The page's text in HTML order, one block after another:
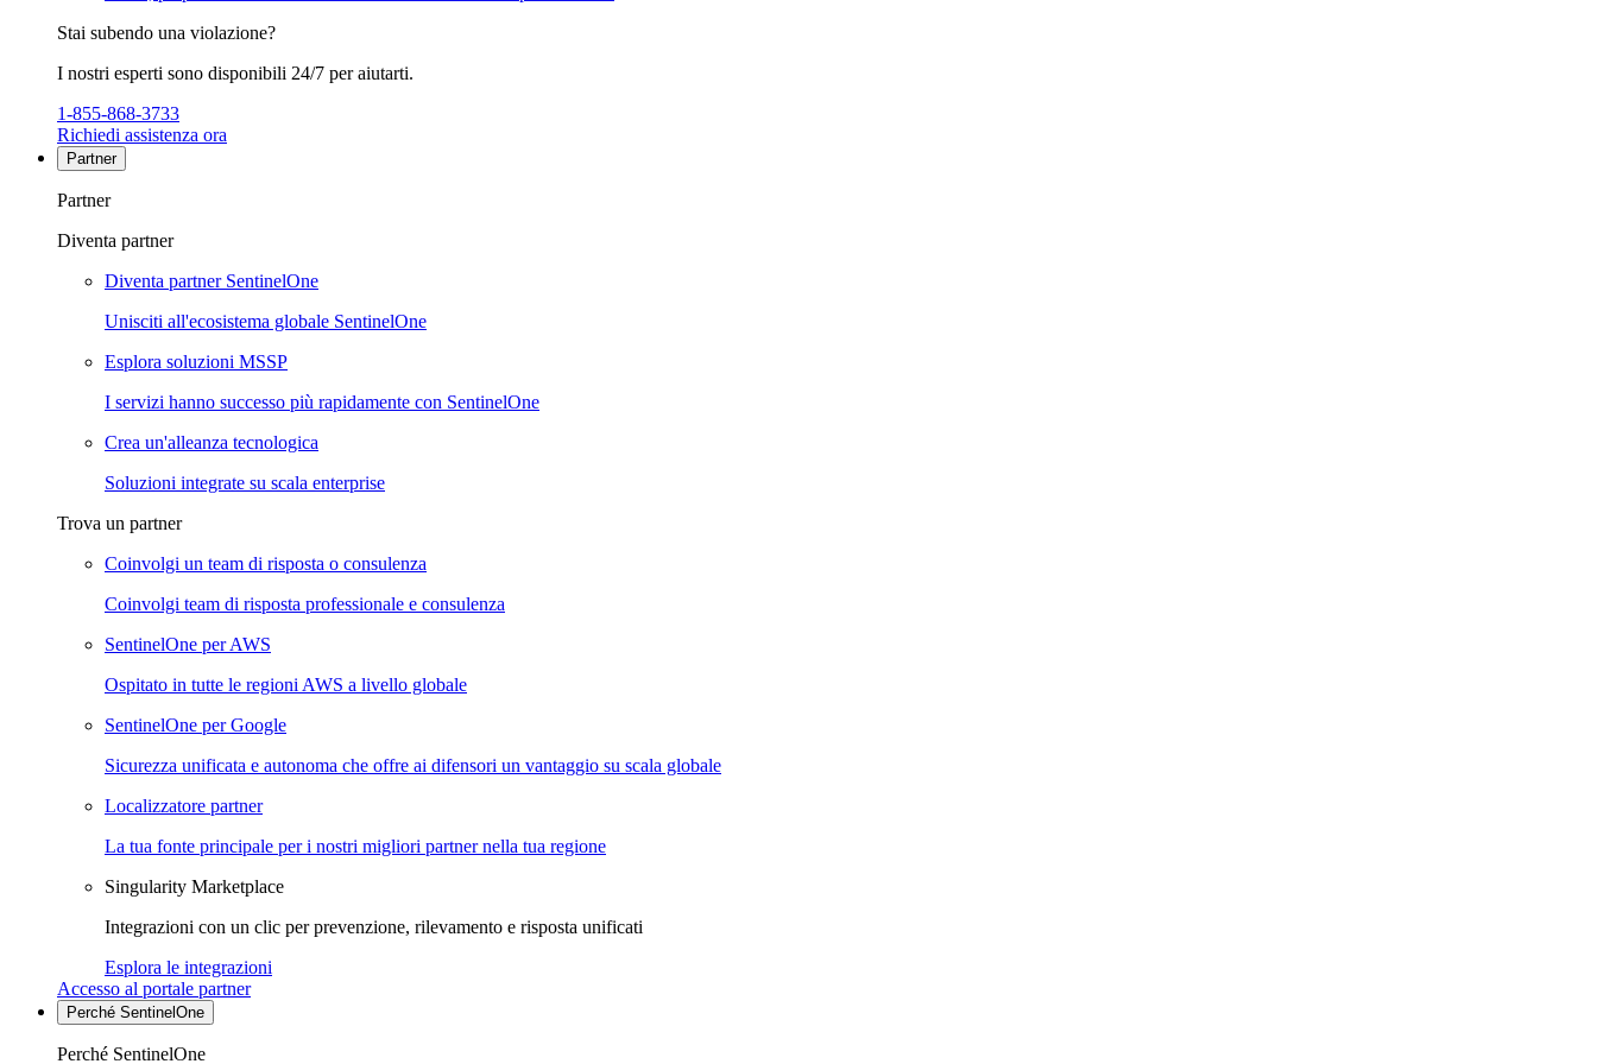
Stai subendo una violazione?
I nostri esperti sono disponibili 24/7 per aiutarti.
1-855-868-3733
Richiedi assistenza ora
Partner
Partner
Diventa partner
Diventa partner SentinelOne
Unisciti all'ecosistema globale SentinelOne
Esplora soluzioni MSSP
I servizi hanno successo più rapidamente con SentinelOne
Crea un'alleanza tecnologica
Soluzioni integrate su scala enterprise
Trova un partner
Coinvolgi un team di risposta o consulenza
Coinvolgi team di risposta professionale e consulenza
SentinelOne per AWS
Ospitato in tutte le regioni AWS a livello globale
SentinelOne per Google
Sicurezza unificata e autonoma che offre ai difensori un vantaggio su scala globale
Localizzatore partner
La tua fonte principale per i nostri migliori partner nella tua regione
Singularity Marketplace
Integrazioni con un clic per prevenzione, rilevamento e risposta unificati
Esplora le integrazioni
Accesso al portale partner
Perché SentinelOne
Perché SentinelOne